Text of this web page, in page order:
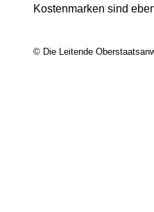
Kostenmarken sind
© Die Leitende